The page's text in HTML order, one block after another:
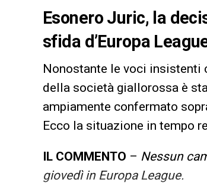
Esonero Juric, la
sfida d’Europa
Nonostante le voci insistenti
della società giallorossa è
ampiamente confermato
Ecco la situazione in tempo
IL COMMENTO – Nessun
giovedì in Europa League.